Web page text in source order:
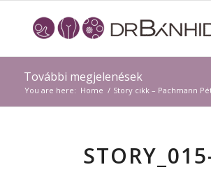
További megjelenések
You are here: Home / Story cikk – Pachmann